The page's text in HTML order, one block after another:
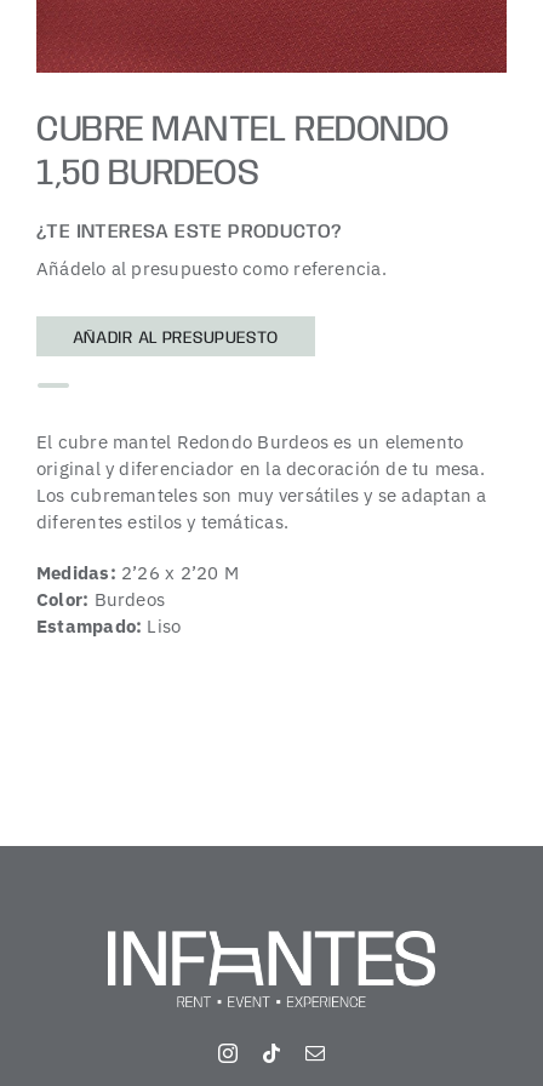
CUBRE MANTEL REDONDO
1,50 BURDEOS
¿TE INTERESA ESTE PRODUCTO?
Añádelo al presupuesto como referencia.
AÑADIR AL PRESUPUESTO
El cubre mantel Redondo Burdeos es un elemento
original y diferenciador en la decoración de tu mesa.
Los cubremanteles son muy versátiles y se adaptan a
diferentes estilos y temáticas.
Medidas: 2’26 x 2’20 M
Color: Burdeos
Estampado: Liso